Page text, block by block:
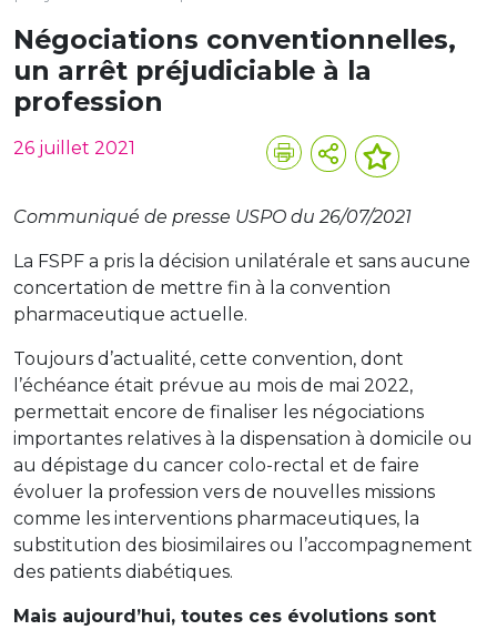
Négociations conventionnelles,
un arrêt préjudiciable à la
profession
26 juillet 2021
Communiqué de presse USPO du 26/07/2021
La FSPF a pris la décision unilatérale et sans aucune
concertation de mettre fin à la convention
pharmaceutique actuelle.
Toujours d’actualité, cette convention, dont
l’échéance était prévue au mois de mai 2022,
permettait encore de finaliser les négociations
importantes relatives à la dispensation à domicile ou
au dépistage du cancer colo-rectal et de faire
évoluer la profession vers de nouvelles missions
comme les interventions pharmaceutiques, la
substitution des biosimilaires ou l’accompagnement
des patients diabétiques.
Mais aujourd’hui, toutes ces évolutions sont